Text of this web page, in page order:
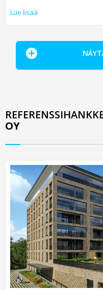
Lue lisää
OY